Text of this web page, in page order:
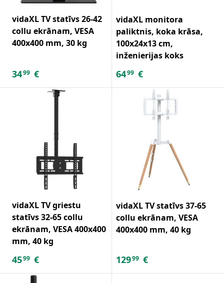
vidaXL TV statīvs 26-42
collu ekrānam, VESA
400x400 mm, 30 kg
3499 €
vidaXL monitora
paliktnis, koka krāsa,
100x24x13 cm,
inženierijas koks
6499 €
vidaXL TV griestu
statīvs 32-65 collu
ekrānam, VESA 400x400
mm, 40 kg
4599 €
vidaXL TV statīvs 37-65
collu ekrānam, VESA
400x400 mm, 40 kg
12999 €